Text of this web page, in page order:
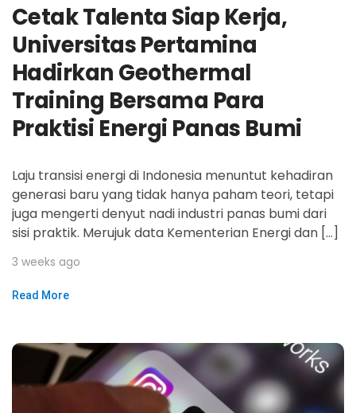
Cetak Talenta Siap Kerja,
Universitas Pertamina
Hadirkan Geothermal
Training Bersama Para
Praktisi Energi Panas Bumi
Laju transisi energi di Indonesia menuntut kehadiran
generasi baru yang tidak hanya paham teori, tetapi
juga mengerti denyut nadi industri panas bumi dari
sisi praktik. Merujuk data Kementerian Energi dan […]
3 weeks ago
Read More